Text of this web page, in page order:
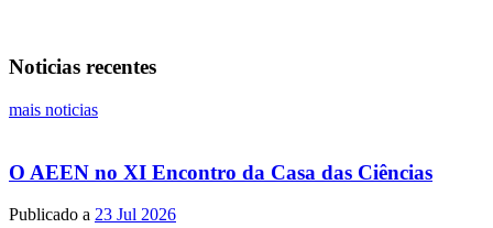
Noticias recentes
mais noticias
O AEEN no XI Encontro da Casa das Ciências
Publicado a 23 Jul 2026